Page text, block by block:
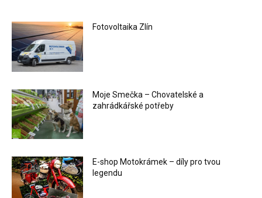
Fotovoltaika Zlín
Moje Smečka – Chovatelské a
zahrádkářské potřeby
E-shop Motokrámek – díly pro tvou
legendu